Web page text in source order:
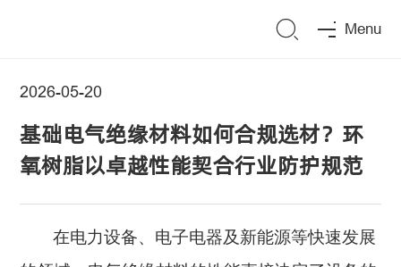
Menu
2026-05-20
基础电气绝缘材料如何合规选材？环
氧树脂以卓越性能契合行业防护规范
在电力设备、电子电器及新能源等快速发展